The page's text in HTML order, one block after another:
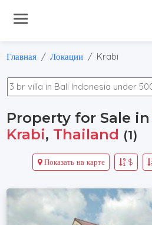
Главная Локации Krabi
Property for Sale
Krabi, Thailand (1)
$
Показать на карте